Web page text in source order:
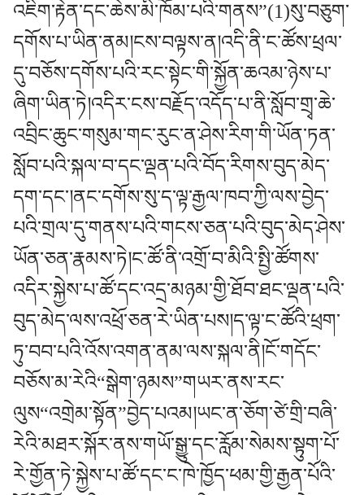
འཇིག་རྟེན་དང་ཆེས་མི་ཁོམ་པའི་གནས”(1)སུ་བཅུག་
དགོས་པ་ཡིན་ནམ།ངས་བལྟས་ན།འདི་ནི་ང་ཚོས་ཕྲལ་
དུ་བཅོས་དགོས་པའི་རང་སྟེང་གི་སྐྱོན་ཆའམ་ཉེས་པ་
ཞིག་ཡིན་ཏེ།འདིར་ངས་བརྗོད་འདོད་པ་ནི་སློབ་གྲྭ་ཆེ་
འབྲིང་ཆུང་གསུམ་གང་རུང་ན་ཤེས་རིག་གི་ཡོན་ཏན་
སློབ་པའི་སྐལ་བ་དང་ལྡན་པའི་བོད་རིགས་བུད་མེད་
དག་དང་།ནང་དགོས་སུ་ད་ལྟ་རྒྱལ་ཁབ་ཀྱི་ལས་བྱེད་
པའི་གྲལ་དུ་གནས་པའི་གངས་ཅན་པའི་བུད་མེད་ཤེས་
ཡོན་ཅན་རྣམས་ཏེ།ང་ཚོ་ནི་འགྲོ་བ་མིའི་སྤྱི་ཚོགས་
འདིར་སྐྱེས་པ་ཚོ་དང་འདྲ་མཉམ་གྱི་ཐོབ་ཐང་ལྡན་པའི་
བུད་མེད་ལས་འཕྲོ་ཅན་རེ་ཡིན་པས།ད་ལྟ་ང་ཚོའི་ཕྲག་
ཏུ་བབ་པའི་འོས་འགན་ནམ་ལས་སྐལ་ནི།ངོ་གདོང་
བཅོས་མ་རེའི“སྒེག་ཉམས”གཡར་ནས་རང་
ལུས“འགྲེམ་སྟོན”བྱེད་པའམ།ཡང་ན་ཅོག་ཙེ་གྲི་བཞི་
རེའི་མཐར་སྐོར་ནས་གཡོ་སྒྱུ་དང་རློམ་སེམས་སྟུག་པོ་
རེ་གྱོན་ཏེ་སྐྱེས་པ་ཚོ་དང་ང་ཁེ་ཁྱོད་ཕམ་གྱི་རྒྱན་པོའི་